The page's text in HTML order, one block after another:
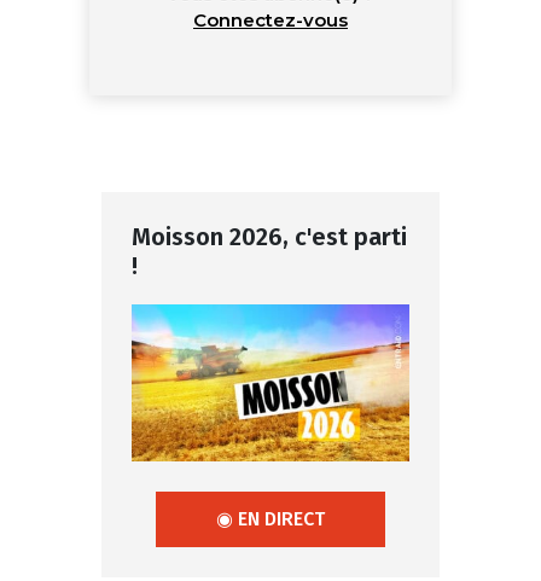
Connectez-vous
Moisson 2026, c'est parti
!
◉ EN DIRECT